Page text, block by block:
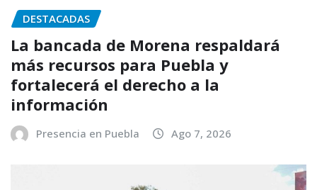
DESTACADAS
La bancada de Morena respaldará
más recursos para Puebla y
fortalecerá el derecho a la
información
Presencia en Puebla Ago 7, 2026